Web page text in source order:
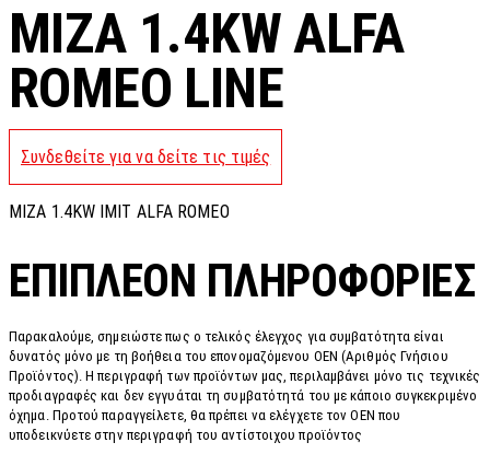
MIZA 1.4KW ALFA
ROMEO LINE
Συνδεθείτε για να δείτε τις τιμές
MIZA 1.4KW IMIT ALFA ROMEO
ΕΠΙΠΛΈΟΝ ΠΛΗΡΟΦΟΡΊΕΣ
Παρακαλούμε, σημειώστε πως ο τελικός έλεγχος για συμβατότητα είναι
δυνατός μόνο με τη βοήθεια του επονομαζόμενου OEN (Αριθμός Γνήσιου
Προϊόντος). Η περιγραφή των προϊόντων μας, περιλαμβάνει μόνο τις τεχνικές
προδιαγραφές και δεν εγγυάται τη συμβατότητά του με κάποιο συγκεκριμένο
όχημα. Προτού παραγγείλετε, θα πρέπει να ελέγχετε τον OEN που
υποδεικνύετε στην περιγραφή του αντίστοιχου προϊόντος